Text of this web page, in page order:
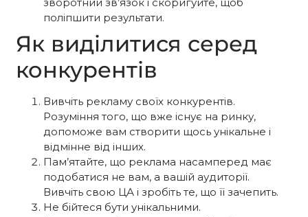
поліпшити результати.
Як виділитися серед
конкурентів
Вивчіть рекламу своїх конкурентів.
Розуміння того, що вже існує на ринку,
допоможе вам створити щось унікальне і
відмінне від інших.
Пам’ятайте, що реклама насамперед має
подобатися не вам, а вашій аудиторії.
Вивчіть свою ЦА і зробіть те, що її зачепить.
Не бійтеся бути унікальними.